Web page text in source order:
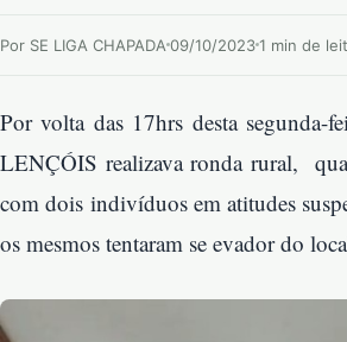
Por SE LIGA CHAPADA 09/10/20231 min de
Por volta das 17hrs desta segunda-
LENÇÓIS realizava ronda rural,
com dois indivíduos em atitudes
os mesmos tentaram se evador do